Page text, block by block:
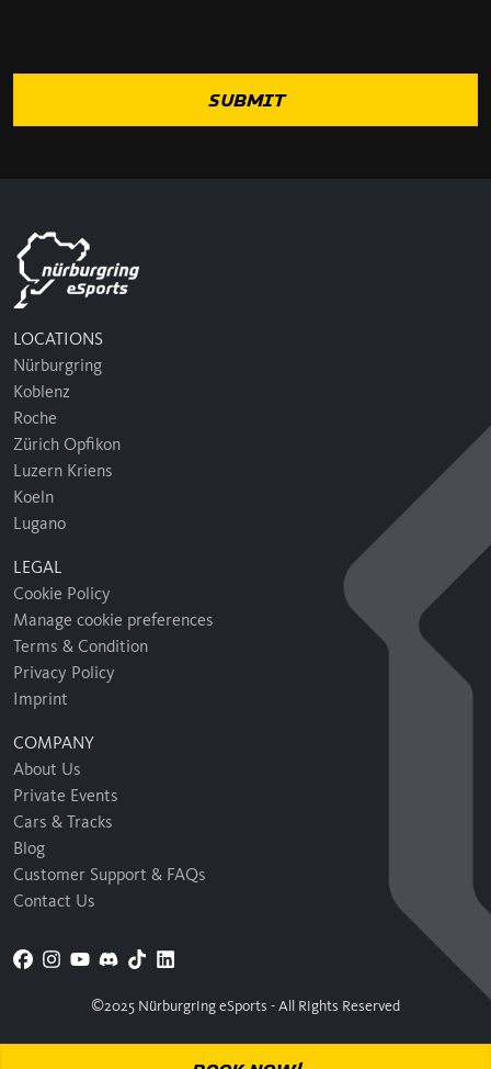
LOCATIONS
Nürburgring
Koblenz
Roche
Zürich Opfikon
Luzern Kriens
Koeln
Lugano
LEGAL
Cookie Policy
Manage cookie preferences
Terms & Condition
Privacy Policy
Imprint
COMPANY
About Us
Private Events
Cars & Tracks
Blog
Customer Support & FAQs
Contact Us
©2025 Nürburgring eSports - All Rights Reserved